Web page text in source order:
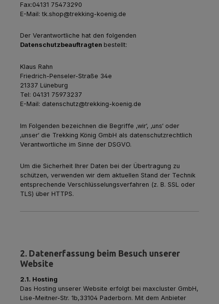
Fax:04131 75473290
E-Mail: tk.shop@trekking-koenig.de
Der Verantwortliche hat den folgenden
Datenschutzbeauftragten bestellt:
Klaus Rahn
Friedrich-Penseler-Straße 34e
21337 Lüneburg
Tel: 04131 75973237
E-Mail: datenschutz@trekking-koenig.de
Im Folgenden bezeichnen die Begriffe ‚wir‘, ‚uns‘ oder
‚unser‘ die Trekking König GmbH als datenschutzrechtlich
Verantwortliche im Sinne der DSGVO.
Um die Sicherheit Ihrer Daten bei der Übertragung zu
schützen, verwenden wir dem aktuellen Stand der Technik
entsprechende Verschlüsselungsverfahren (z. B. SSL oder
TLS) über HTTPS.
2. Datenerfassung beim Besuch unserer
Website
2.1. Hosting
Das Hosting unserer Website erfolgt bei maxcluster GmbH,
Lise-Meitner-Str. 1b,33104 Paderborn. Mit dem Anbieter